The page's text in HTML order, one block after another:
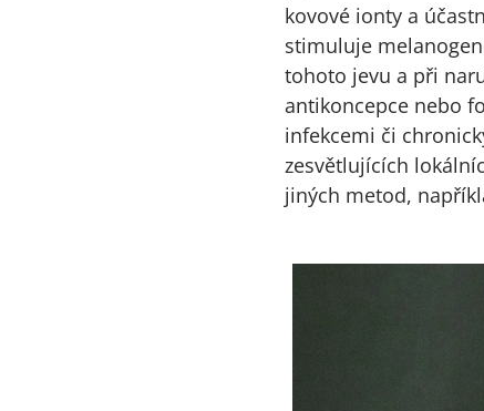
kovové ionty a
stimuluje
tohoto jevu a při
antikoncepce nebo
infekcemi či
zesvětlujících
jiných metod,